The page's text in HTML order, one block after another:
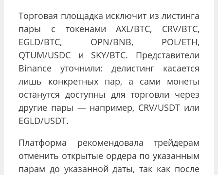
Торговая площадка исключит из листинга
пары с токенами AXL/BTC, CRV/BTC,
EGLD/BTC, OPN/BNB, POL/ETH,
QTUM/USDC и SKY/BTC. Представители
Binance уточнили: делистинг касается
лишь конкретных пар, а сами монеты
останутся доступны для торговли через
другие пары — например, CRV/USDT или
EGLD/USDT.
Платформа рекомендовала трейдерам
отменить открытые ордера по указанным
парам до указанной даты, так как после